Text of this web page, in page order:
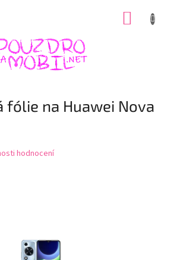
fólie na Huawei Nova
hodnocení